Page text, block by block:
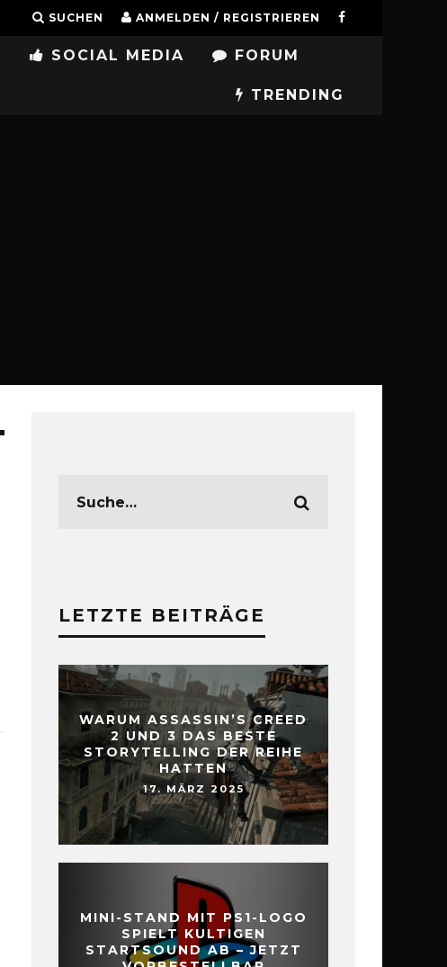
SUCHEN ANMELDEN / REGISTRIEREN
SOCIAL MEDIA FORUM
TRENDING
LETZTE BEITRÄGE
WARUM ASSASSIN’S CREED
2 UND 3 DAS BESTE
STORYTELLING DER REIHE
HATTEN
17. MÄRZ 2025
MINI-STAND MIT PS1-LOGO
SPIELT KULTIGEN
STARTSOUND AB – JETZT